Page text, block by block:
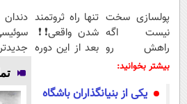
پولسازی سخت
نیست اگه
راهش رو
بدونی! " دوره
تنها راه ثروتمند
شدن واقعی❗❗
بعد از این دوره
سبک
بیشتر بخوانید:
یکی از بنیانگذاران باشگاه